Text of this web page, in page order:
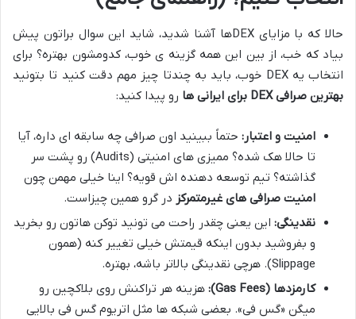
حالا که با مزایای DEXها آشنا شدید، شاید این سوال براتون پیش
بیاد که خب، از بین این همه گزینه ی خوب، کدومشون بهتره؟ برای
انتخاب یه DEX خوب، باید به چندتا چیز مهم دقت کنید تا بتونید
بهترین صرافی DEX برای ایرانی ها
رو پیدا کنید:
امنیت و اعتبار: حتماً ببینید اون صرافی چه سابقه ای داره، آیا
تا حالا هک شده؟ ممیزی های امنیتی (Audits) رو پشت سر
گذاشته؟ تیم توسعه دهنده اش قویه؟ اینا خیلی مهمن چون
امنیت صرافی های غیرمتمرکز در گرو همین چیزاست.
نقدینگی: این یعنی چقدر راحت می تونید توکن هاتون رو بخرید
و بفروشید بدون اینکه قیمتش خیلی تغییر کنه (همون
Slippage). هرچی نقدینگی بالاتر باشه، بهتره.
کارمزدها (Gas Fees):
هزینه هر تراکنش روی بلاکچین رو
میگن «گس فی». بعضی شبکه ها مثل اتریوم گس فی بالایی